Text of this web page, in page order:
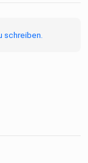
schreiben.